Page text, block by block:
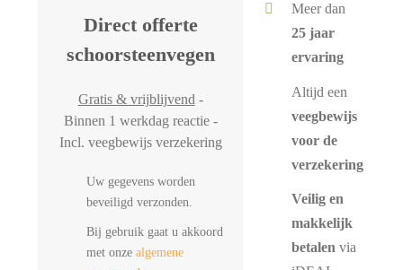
Direct offerte
schoorsteenvegen
Gratis & vrijblijvend -
Binnen 1 werkdag reactie -
Incl. veegbewijs verzekering
Uw gegevens worden
beveiligd verzonden.
Bij gebruik gaat u akkoord
met onze algemene
Meer dan
25 jaar
ervaring
Altijd een
veegbewijs
voor de
verzekering
Veilig en
makkelijk
betalen via